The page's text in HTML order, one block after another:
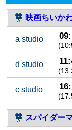
映画ちいか
a studio
d studio
c studio
スパイダー